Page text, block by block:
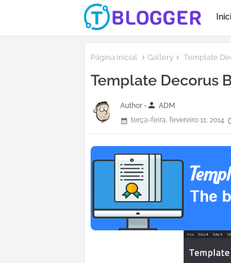
Página inicial Gallery Template
Template Decorus
Author -person ADM
terça-feira, fevereiro 11, 2014